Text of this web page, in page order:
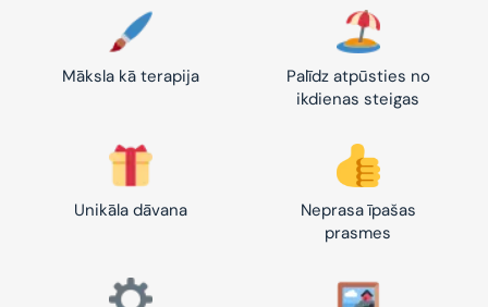
Māksla kā terapija
Palīdz atpūsties no
ikdienas steigas
Unikāla dāvana
Neprasa īpašas
prasmes